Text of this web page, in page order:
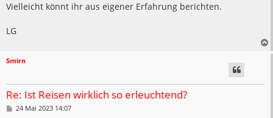
Vielleicht könnt ihr aus eigener Erfahrung berichten.
LG
Smirn
Re: Ist Reisen wirklich so erleuchtend?
B24 Mai 2023 14:07